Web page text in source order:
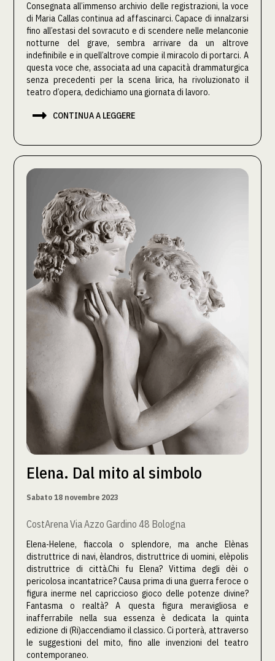
Consegnata all’immenso archivio delle registrazioni, la voce
di Maria Callas continua ad affascinarci. Capace di innalzarsi
fino all’estasi del sovracuto e di scendere nelle melanconie
notturne del grave, sembra arrivare da un altrove
indefinibile e in quell’altrove compie il miracolo di portarci. A
questa voce che, associata ad una capacità drammaturgica
senza precedenti per la scena lirica, ha rivoluzionato il
teatro d’opera, dedichiamo una giornata di lavoro.
 CONTINUA A LEGGERE
Elena. Dal mito al simbolo
Sabato 18 novembre 2023
CostArena Via Azzo Gardino 48 Bologna
Elena-Helene, fiaccola o splendore, ma anche Elènas
distruttrice di navi, èlandros, distruttrice di uomini, elèpolis
distruttrice di città.Chi fu Elena? Vittima degli dèi o
pericolosa incantatrice? Causa prima di una guerra feroce o
figura inerme nel capriccioso gioco delle potenze divine?
Fantasma o realtà? A questa figura meravigliosa e
inafferrabile nella sua essenza è dedicata la quinta
edizione di (Ri)accendiamo il classico. Ci porterà, attraverso
le suggestioni del mito, fino alle invenzioni del teatro
contemporaneo.